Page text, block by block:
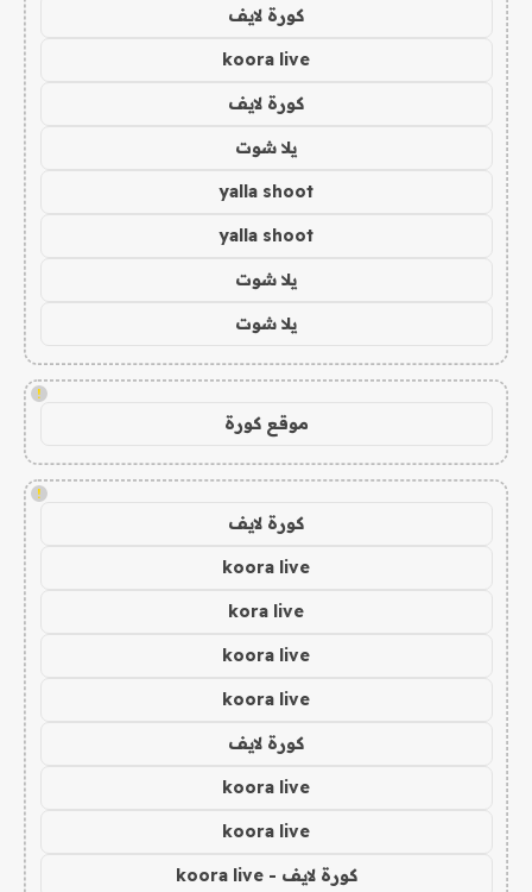
كورة لايف
koora live
كورة لايف
يلا شوت
yalla shoot
yalla shoot
يلا شوت
يلا شوت
!
موقع كورة
!
كورة لايف
koora live
kora live
koora live
koora live
كورة لايف
koora live
koora live
كورة لايف - koora live